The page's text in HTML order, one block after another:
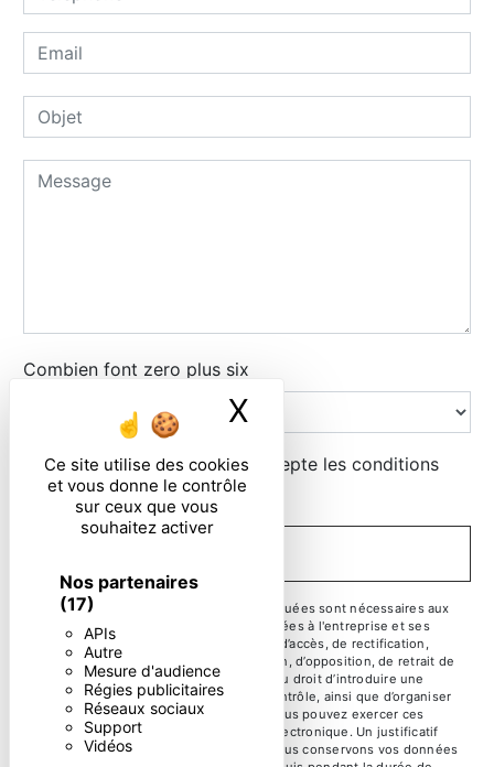
Ce site utilise des cookies
et vous donne le contrôle
sur ceux que vous
souhaitez activer
Nos partenaires
(17)
APIs
Autre
Mesure d'audience
Régies publicitaires
Réseaux sociaux
Support
Vidéos
X Masquer le
Combien font zero plus six
En cochant cette case, j'accepte les conditions
particulières ci-dessous **
** Les données personnelles communiquées sont nécessaires aux
fins de vous contacter. Elles sont destinées à l'entreprise et ses
sous-traitants. Vous disposez de droits d’accès, de rectification,
d’effacement, de portabilité, de limitation, d’opposition, de retrait de
votre consentement à tout moment et du droit d’introduire une
réclamation auprès d’une autorité de contrôle, ainsi que d’organiser
le sort de vos données post-mortem. Vous pouvez exercer ces
droits par voie postale ou par courrier électronique. Un justificatif
d'identité pourra vous être demandé. Nous conservons vos données